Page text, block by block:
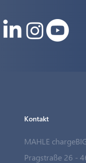
Kontakt
MAHLE
Pragstraße 26 -